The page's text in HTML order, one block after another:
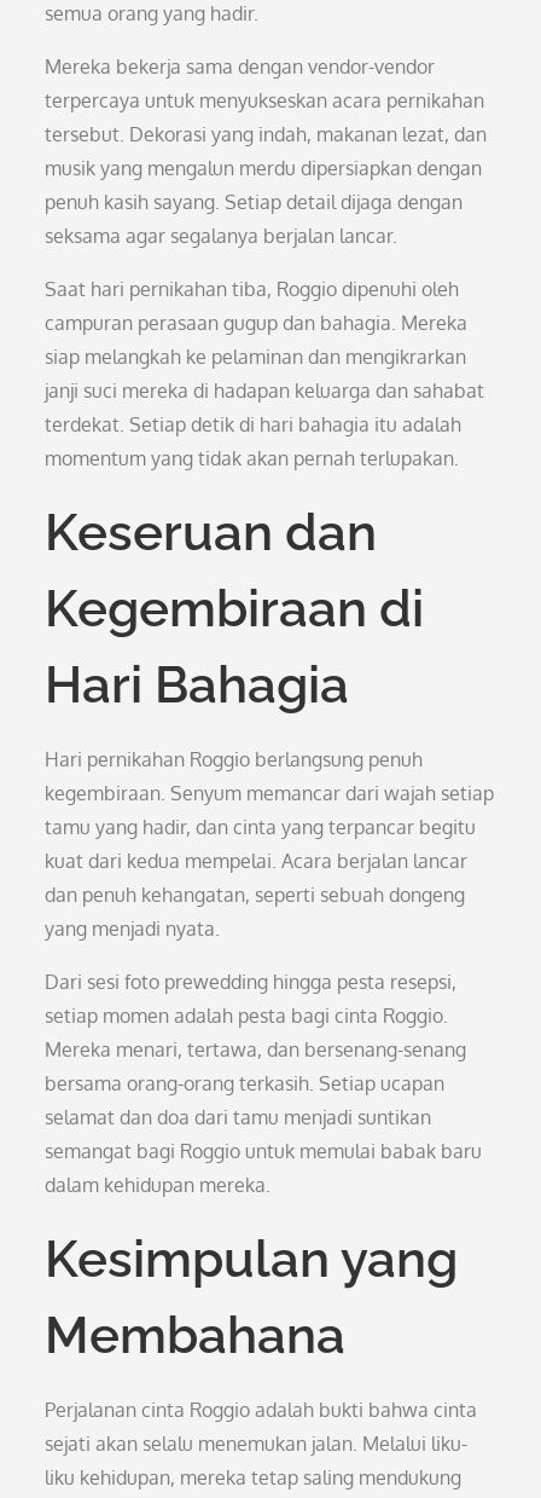
semua orang yang hadir.
Mereka bekerja sama dengan vendor-vendor
terpercaya untuk menyukseskan acara pernikahan
tersebut. Dekorasi yang indah, makanan lezat, dan
musik yang mengalun merdu dipersiapkan dengan
penuh kasih sayang. Setiap detail dijaga dengan
seksama agar segalanya berjalan lancar.
Saat hari pernikahan tiba, Roggio dipenuhi oleh
campuran perasaan gugup dan bahagia. Mereka
siap melangkah ke pelaminan dan mengikrarkan
janji suci mereka di hadapan keluarga dan sahabat
terdekat. Setiap detik di hari bahagia itu adalah
momentum yang tidak akan pernah terlupakan.
Keseruan dan
Kegembiraan di
Hari Bahagia
Hari pernikahan Roggio berlangsung penuh
kegembiraan. Senyum memancar dari wajah setiap
tamu yang hadir, dan cinta yang terpancar begitu
kuat dari kedua mempelai. Acara berjalan lancar
dan penuh kehangatan, seperti sebuah dongeng
yang menjadi nyata.
Dari sesi foto prewedding hingga pesta resepsi,
setiap momen adalah pesta bagi cinta Roggio.
Mereka menari, tertawa, dan bersenang-senang
bersama orang-orang terkasih. Setiap ucapan
selamat dan doa dari tamu menjadi suntikan
semangat bagi Roggio untuk memulai babak baru
dalam kehidupan mereka.
Kesimpulan yang
Membahana
Perjalanan cinta Roggio adalah bukti bahwa cinta
sejati akan selalu menemukan jalan. Melalui liku-
liku kehidupan, mereka tetap saling mendukung